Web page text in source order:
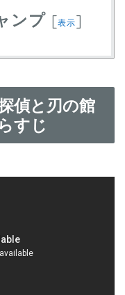
ンプ [表示]
偵と刃の館
すじ